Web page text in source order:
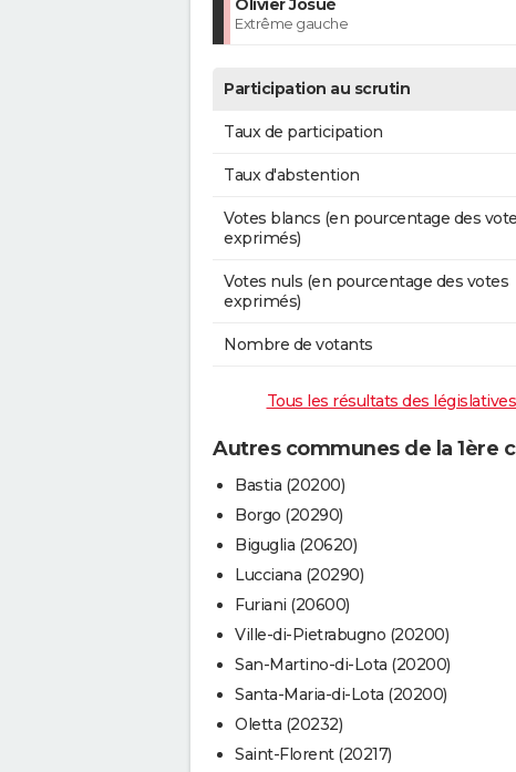
Olivier Josué
Extrême gauche
Participation au scrutin
Taux de participation
Taux d'abstention
Votes blancs (en pourcentage des
exprimés)
Votes nuls (en pourcentage des votes
exprimés)
Nombre de votants
Tous les résultats des
Autres communes de la 1ère
Bastia (20200)
Borgo (20290)
Biguglia (20620)
Lucciana (20290)
Furiani (20600)
Ville-di-Pietrabugno (20200)
San-Martino-di-Lota (20200)
Santa-Maria-di-Lota (20200)
Oletta (20232)
Saint-Florent (20217)